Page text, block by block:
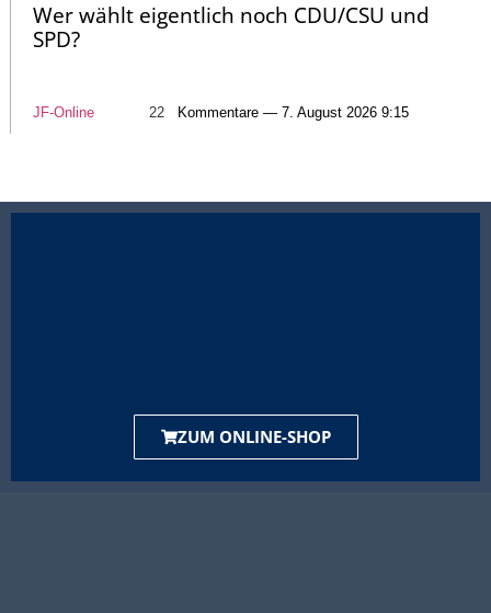
Wer wählt eigentlich noch CDU/CSU und
SPD?
JF-Online 22 Kommentare — 7. August 2026 9:15
ZUM ONLINE-SHOP